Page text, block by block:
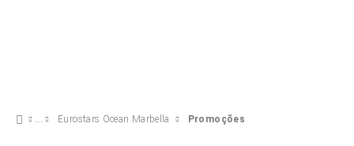
Eurostars Ocean Marbella Promoções